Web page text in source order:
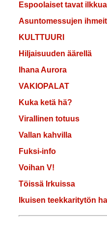
Espoolaiset tavat
Asuntomessujen
KULTTUURI
Hiljaisuuden äärellä
Ihana Aurora
VAKIOPALAT
Kuka ketä hä?
Virallinen totuus
Vallan kahvilla
Fuksi-info
Voihan V!
Töissä Irkuissa
Ikuisen teekkaritytön